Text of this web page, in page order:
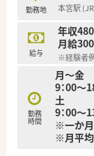
■心療内
の丁寧な
■門前処
来型の薬
■エリア
軽減しな
【法人特徴
■1989年
本を中心
■2006年
勤務地 本宮駅
給与
年収
月給
※経験者
勤務
時間
月～金
9：00～
土
9：00～
※一か
※月平